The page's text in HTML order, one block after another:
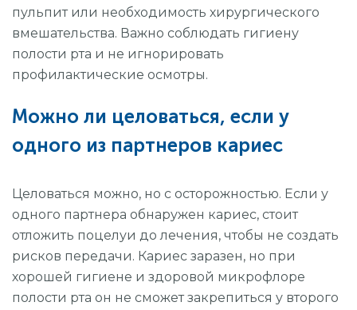
пульпит или необходимость хирургического
вмешательства. Важно соблюдать гигиену
полости рта и не игнорировать
профилактические осмотры.
Можно ли целоваться, если у
одного из партнеров кариес
Целоваться можно, но с осторожностью. Если у
одного партнера обнаружен кариес, стоит
отложить поцелуи до лечения, чтобы не создать
рисков передачи. Кариес заразен, но при
хорошей гигиене и здоровой микрофлоре
полости рта он не сможет закрепиться у второго